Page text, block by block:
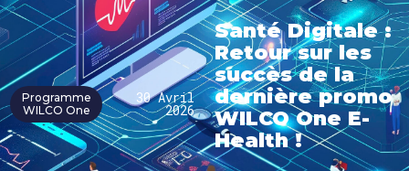
Programme
WILCO One
30 Avril
2026
Santé Digitale :
Retour sur les
succès de la
dernière promo
WILCO One E-
Health !